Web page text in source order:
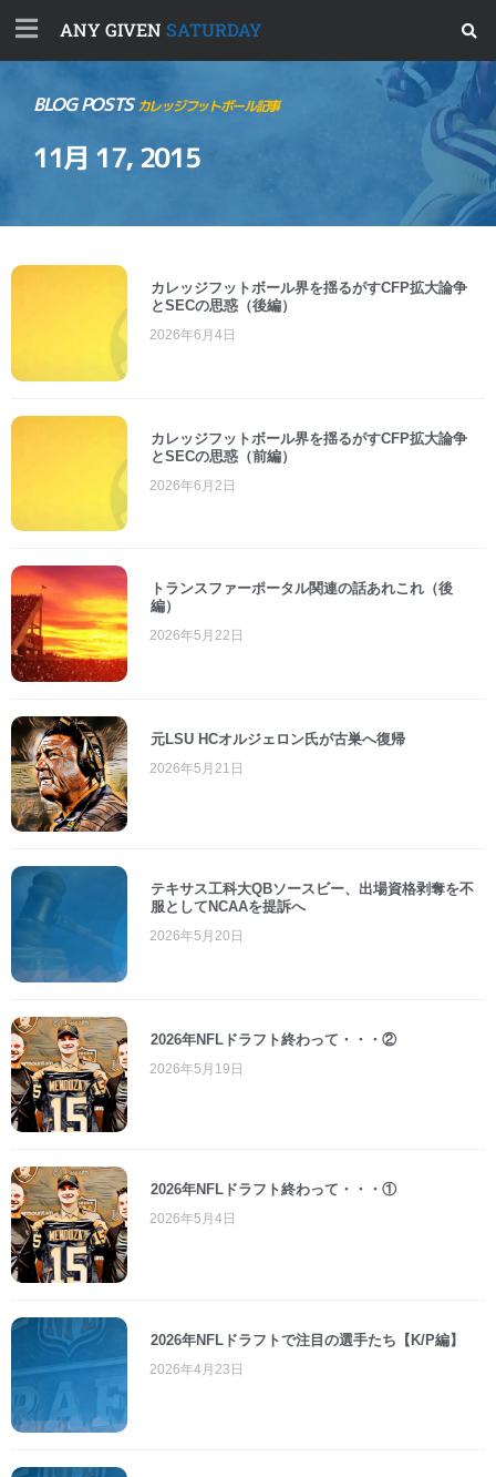
ANY GIVEN SATURDAY
BLOG POSTSカレッジフットボール記事
11月 17, 2015
カレッジフットボール界を揺るがすCFP拡大論争
とSECの思惑（後編）
2026年6月4日
カレッジフットボール界を揺るがすCFP拡大論争
とSECの思惑（前編）
2026年6月2日
トランスファーポータル関連の話あれこれ（後
編）
2026年5月22日
元LSU HCオルジェロン氏が古巣へ復帰
2026年5月21日
テキサス工科大QBソースビー、出場資格剥奪を不
服としてNCAAを提訴へ
2026年5月20日
2026年NFLドラフト終わって・・・②
2026年5月19日
2026年NFLドラフト終わって・・・①
2026年5月4日
2026年NFLドラフトで注目の選手たち【K/P編】
2026年4月23日